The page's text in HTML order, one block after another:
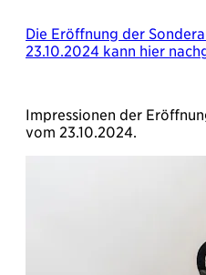
Die Eröffnung der
23.10.2024 kann hier
Impressionen der
vom 23.10.2024.